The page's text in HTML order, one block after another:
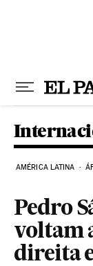
AMÉRICA LATINA
Pedro
voltam
direita